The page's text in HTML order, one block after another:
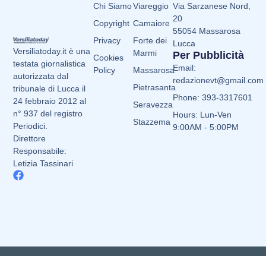
Versiliatoday.it è una
testata giornalistica
autorizzata dal
tribunale di Lucca il
24 febbraio 2012 al
n° 937 del registro
Periodici.
Direttore
Responsabile:
Letizia Tassinari
Viareggio
Camaiore
Forte dei
Marmi
Massarosa
Pietrasanta
Seravezza
Stazzema
Chi Siamo
Copyright
Privacy
Cookies
Policy
Via Sarzanese Nord,
20
55054 Massarosa
Lucca
Per Pubblicità
Email:
redazionevt@gmail.com
Phone: 393-3317601
Hours: Lun-Ven
9:00AM - 5:00PM